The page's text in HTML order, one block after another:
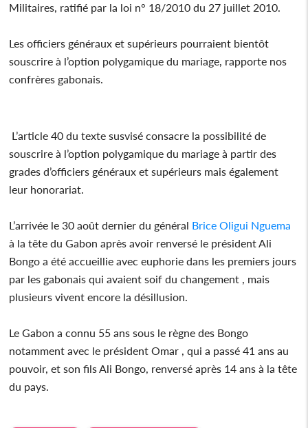
Militaires, ratifié par la loi n° 18/2010 du 27 juillet 2010.
Les officiers généraux et supérieurs pourraient bientôt
souscrire à l’option polygamique du mariage, rapporte nos
confrères gabonais.
L’article 40 du texte susvisé consacre la possibilité de
souscrire à l’option polygamique du mariage à partir des
grades d’officiers généraux et supérieurs mais également
leur honorariat.
L’arrivée le 30 août dernier du général Brice Oligui Nguema
à la tête du Gabon après avoir renversé le président Ali
Bongo a été accueillie avec euphorie dans les premiers jours
par les gabonais qui avaient soif du changement , mais
plusieurs vivent encore la désillusion.
Le Gabon a connu 55 ans sous le règne des Bongo
notamment avec le président Omar , qui a passé 41 ans au
pouvoir, et son fils Ali Bongo, renversé après 14 ans à la tête
du pays.